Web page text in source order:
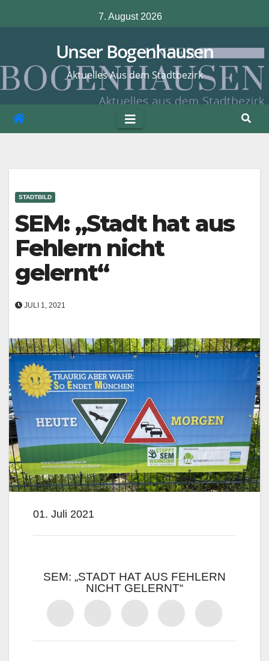
Inhalt
7. August 2026
Unser Bogenhausen
Aktuelles Aus dem Stadtbezirk
STADTBILD
SEM: „Stadt hat aus
Fehlern nicht
gelernt“
JULI 1, 2021
01. Juli 2021
SEM: „STADT HAT AUS FEHLERN
NICHT GELERNT“